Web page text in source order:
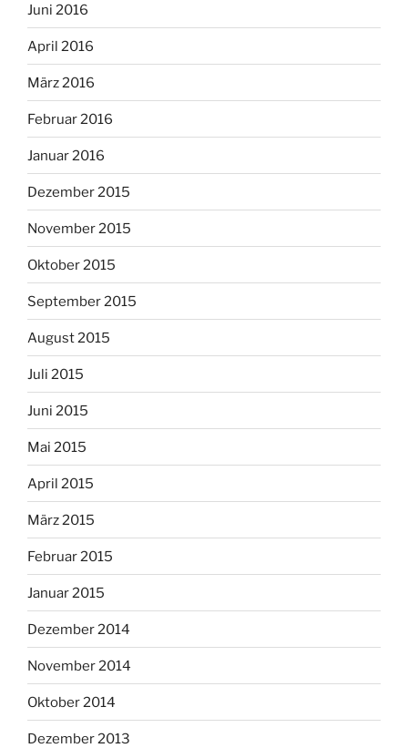
Juni 2016
April 2016
März 2016
Februar 2016
Januar 2016
Dezember 2015
November 2015
Oktober 2015
September 2015
August 2015
Juli 2015
Juni 2015
Mai 2015
April 2015
März 2015
Februar 2015
Januar 2015
Dezember 2014
November 2014
Oktober 2014
Dezember 2013